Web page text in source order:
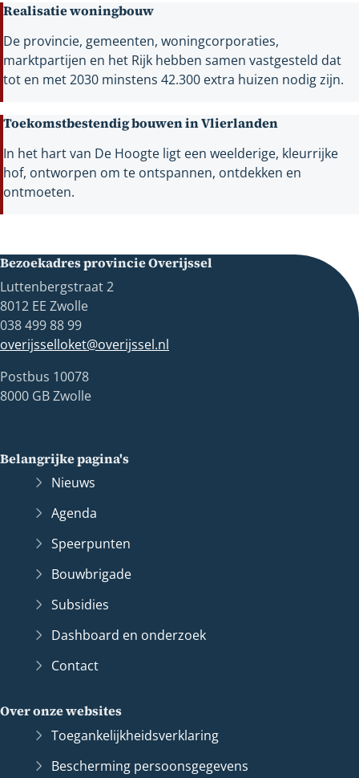
Realisatie woningbouw
De provincie, gemeenten, woningcorporaties,
marktpartijen en het Rijk hebben samen vastgesteld dat
tot en met 2030 minstens 42.300 extra huizen nodig zijn.
Toekomstbestendig bouwen in Vlierlanden
In het hart van De Hoogte ligt een weelderige, kleurrijke
hof, ontworpen om te ontspannen, ontdekken en
ontmoeten.
Bezoekadres provincie Overijssel
Luttenbergstraat 2
8012 EE Zwolle
038 499 88 99
overijsselloket@overijssel.nl
Postbus 10078
8000 GB Zwolle
Belangrijke pagina's
Nieuws
Agenda
Speerpunten
Bouwbrigade
Subsidies
Dashboard en onderzoek
Contact
Over onze websites
Toegankelijkheidsverklaring
Bescherming persoonsgegevens